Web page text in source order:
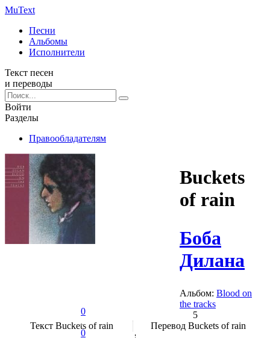
MuText
Песни
Альбомы
Исполнители
Текст песен
и переводы
Войти
Разделы
Правообладателям
0
0
Buckets
of rain
Боба
Дилана
Альбом: Blood on
the tracks
5
Текст Buckets of rain Перевод Buckets of rain